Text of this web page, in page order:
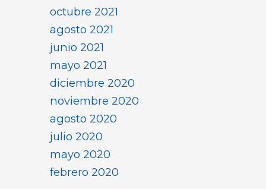
octubre 2021
agosto 2021
junio 2021
mayo 2021
diciembre 2020
noviembre 2020
agosto 2020
julio 2020
mayo 2020
febrero 2020